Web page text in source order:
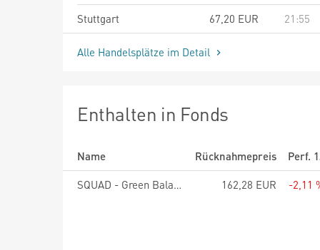
Stuttgart
67,20 EUR 21:55
Alle Handelsplätze im Detail
Enthalten in Fonds
Name Rücknahmepreis
Perf.
SQUAD - Green Balance - R
162,28 EUR -2,11